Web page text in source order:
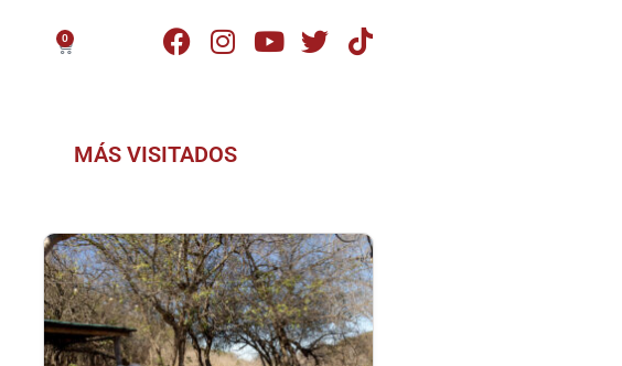
0
Carrito
MÁS VISITADOS